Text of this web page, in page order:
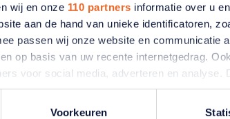
wij en onze 110 partners informatie over u
aan de hand van unieke identificatoren,
passen wij onze website en communicatie
op basis van uw recente internetgedrag.
voor social media, adverteren en analyse.
die u aan ze heeft verstrekt of die ze
van gedachten? U kunt uw voorkeuren
Voorkeuren
mailbox
nieuwsbrief.